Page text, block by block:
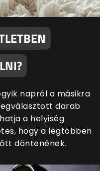
napról a másikra
darab
a helyiség
hogy a legtöbben
döntenének.